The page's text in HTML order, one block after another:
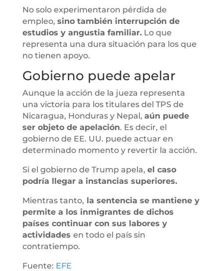
No solo experimentaron pérdida de
empleo, sino también interrupción de
estudios y angustia familiar.Lo que
representa una dura situación para los que
no tienen apoyo.
Gobierno puede apelar
Aunque la acción de la jueza representa
una victoria para los titulares del TPS de
Nicaragua, Honduras y Nepal, aún puede
ser objeto de apelación. Es decir, el
gobierno de EE. UU. puede actuar en
determinado momento y revertir la acción.
Si el gobierno de Trump apela, el caso
podría llegar a instancias superiores.
Mientras tanto, la sentencia se mantiene y
permite a los inmigrantes de dichos
países continuar con sus labores y
actividades en todo el país sin
contratiempo.
Fuente: EFE